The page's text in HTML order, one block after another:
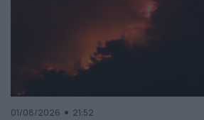
01/08/2026 21:52